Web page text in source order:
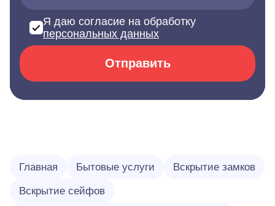
Я даю согласие на обработку
персональных данных
Отправить
Главная Бытовые услуги Вскрытие замков
Вскрытие сейфов